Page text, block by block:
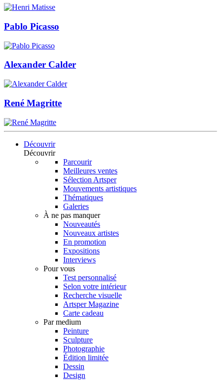
Pablo Picasso
Alexander Calder
René Magritte
Découvrir
Découvrir
Parcourir
Meilleures ventes
Sélection Artsper
Mouvements artistiques
Thématiques
Galeries
À ne pas manquer
Nouveautés
Nouveaux artistes
En promotion
Expositions
Interviews
Pour vous
Test personnalisé
Selon votre intérieur
Recherche visuelle
Artsper Magazine
Carte cadeau
Par medium
Peinture
Sculpture
Photographie
Édition limitée
Dessin
Design